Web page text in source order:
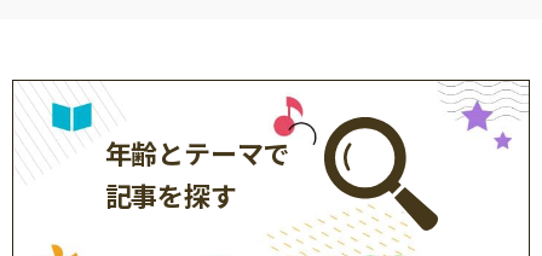
年齢とテーマで
記事を探す